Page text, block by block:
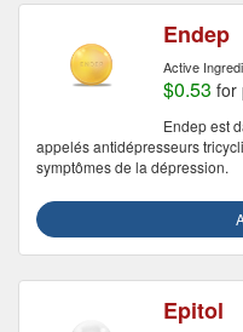
Endep
Active
$0.53 for
Endep est
appelés antidépresseurs
symptômes de la dépression.
Epitol